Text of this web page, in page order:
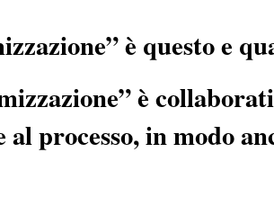
è questo e
è
processo, in modo